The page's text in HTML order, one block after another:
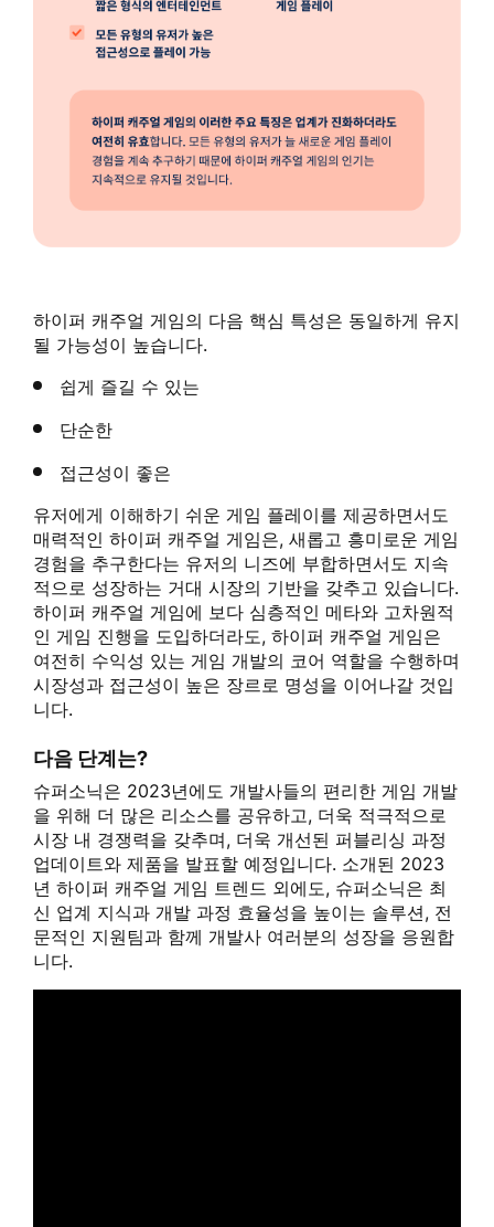
하이퍼 캐주얼 게임의 다음 핵심 특성은 동일하게 유지
될 가능성이 높습니다.
쉽게 즐길 수 있는
단순한
접근성이 좋은
유저에게 이해하기 쉬운 게임 플레이를 제공하면서도
매력적인 하이퍼 캐주얼 게임은, 새롭고 흥미로운 게임
경험을 추구한다는 유저의 니즈에 부합하면서도 지속
적으로 성장하는 거대 시장의 기반을 갖추고 있습니다.
하이퍼 캐주얼 게임에 보다 심층적인 메타와 고차원적
인 게임 진행을 도입하더라도, 하이퍼 캐주얼 게임은
여전히 수익성 있는 게임 개발의 코어 역할을 수행하며
시장성과 접근성이 높은 장르로 명성을 이어나갈 것입
니다.
다음 단계는?
슈퍼소닉은 2023년에도 개발사들의 편리한 게임 개발
을 위해 더 많은 리소스를 공유하고, 더욱 적극적으로
시장 내 경쟁력을 갖추며, 더욱 개선된 퍼블리싱 과정
업데이트와 제품을 발표할 예정입니다. 소개된 2023
년 하이퍼 캐주얼 게임 트렌드 외에도, 슈퍼소닉은 최
신 업계 지식과 개발 과정 효율성을 높이는 솔루션, 전
문적인 지원팀과 함께 개발사 여러분의 성장을 응원합
니다.